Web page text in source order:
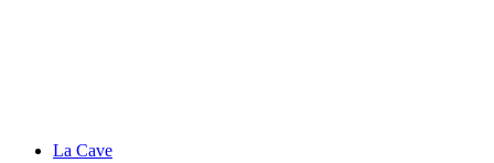
La Cave